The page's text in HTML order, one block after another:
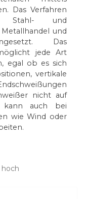
Das Verfahren
Stahl- und
und
Das
jede Art
egal ob es sich
vertikale
nicht auf
kann auch bei
wie Wind oder